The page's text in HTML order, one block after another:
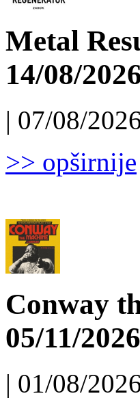
Metal
14/08/
| 07/08/
>> opširnije
Conway
05/11/2026
| 01/08/